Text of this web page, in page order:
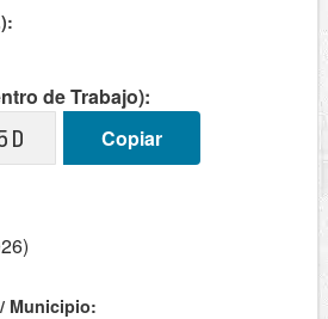
de Trabajo):
Copiar
Municipio: